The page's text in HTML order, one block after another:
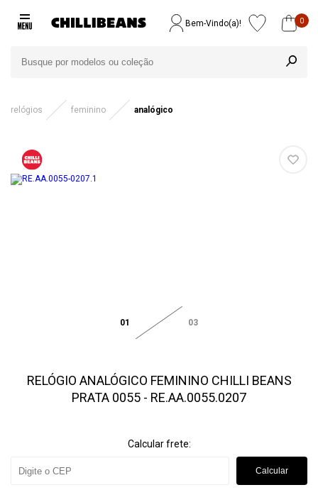
Bem-Vindo(a)! 0
relógios feminino analógico
01 03
RELÓGIO ANALÓGICO FEMININO CHILLI BEANS
PRATA 0055 - RE.AA.0055.0207
Calcular frete:
Calcular